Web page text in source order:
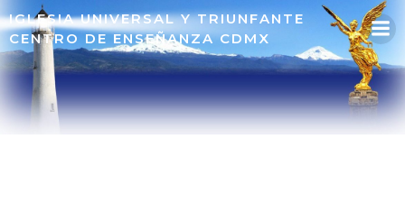
IGLESIA UNIVERSAL Y TRIUNFANTE
CENTRO DE ENSEÑANZA CDMX